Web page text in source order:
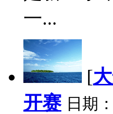
一...
[
开赛 日期：